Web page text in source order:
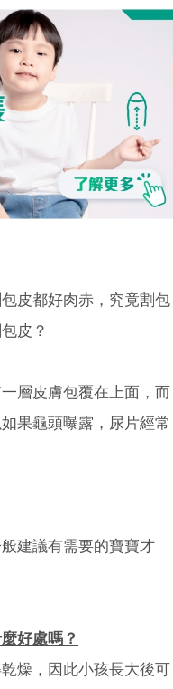
皮都好肉赤，究竟割包
皮？
層皮膚包覆在上面，而
果龜頭曝露，尿片經常
建議有需要的寶寶才
好處嗎？
燥，因此小孩長大後可